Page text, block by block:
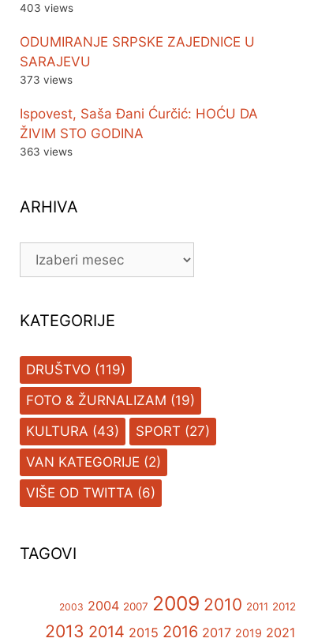
403 views
ODUMIRANJE SRPSKE ZAJEDNICE U
SARAJEVU
373 views
Ispovest, Saša Đani Ćurčić: HOĆU DA
ŽIVIM STO GODINA
363 views
ARHIVA
ARHIVA
KATEGORIJE
DRUŠTVO (119)
FOTO & ŽURNALIZAM (19)
KULTURA (43) SPORT (27)
VAN KATEGORIJE (2)
VIŠE OD TWITTA (6)
TAGOVI
2003 2004 2007 2009 2010 2011 2012
2013 2014 2015 2016 2017 2019 2021